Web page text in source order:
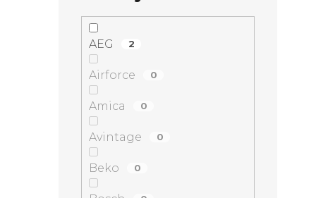
AEG 2
Airforce 0
Amica 0
Avintage 0
Beko 0